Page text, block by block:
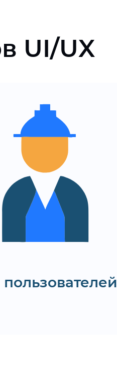
UI/UX
Простая и интуитивно
понятная навигация
Положительный
опыт
под любые
и платформы
Удобный функционал
приложения